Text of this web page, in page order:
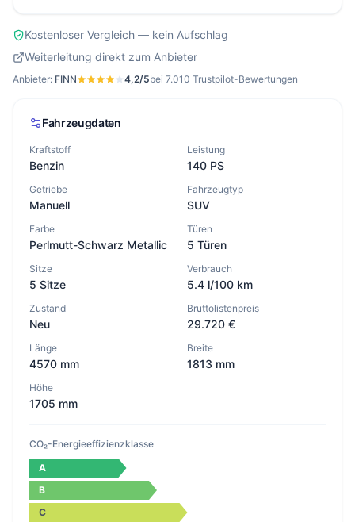
Kostenloser Vergleich — kein Aufschlag
Weiterleitung direkt zum Anbieter
Anbieter: FINN 4,2/5bei 7.010 Trustpilot-Bewertungen
Fahrzeugdaten
Kraftstoff
Benzin
Leistung
140 PS
Getriebe
Manuell
Fahrzeugtyp
SUV
Farbe
Perlmutt-Schwarz Metallic
Türen
5 Türen
Sitze
5 Sitze
Verbrauch
5.4 l/100 km
Zustand
Neu
Bruttolistenpreis
29.720 €
Länge
4570 mm
Breite
1813 mm
Höhe
1705 mm
CO₂-Energieeffizienzklasse
A
B
C